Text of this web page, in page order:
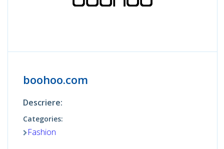
boohoo.com
Descriere:
Categories:
Fashion